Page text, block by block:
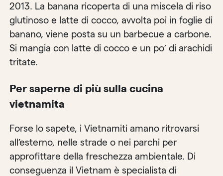
2013. La banana ricoperta di una miscela di riso
glutinoso e latte di cocco, avvolta poi in foglie di
banano, viene posta su un barbecue a carbone.
Si mangia con latte di cocco e un po’ di arachidi
tritate.
Per saperne di più sulla cucina
vietnamita
Forse lo sapete, i Vietnamiti amano ritrovarsi
all’esterno, nelle strade o nei parchi per
approfittare della freschezza ambientale. Di
conseguenza il Vietnam è specialista di